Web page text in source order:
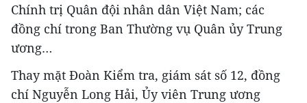
Chính trị Quân đội nhân dân Việt Nam; các
đồng chí trong Ban Thường vụ Quân ủy Trung
ương…
Thay mặt Đoàn Kiểm tra, giám sát số 12, đồng
chí Nguyễn Long Hải, Ủy viên Trung ương